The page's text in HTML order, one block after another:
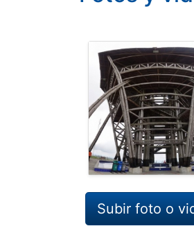
Subir foto o